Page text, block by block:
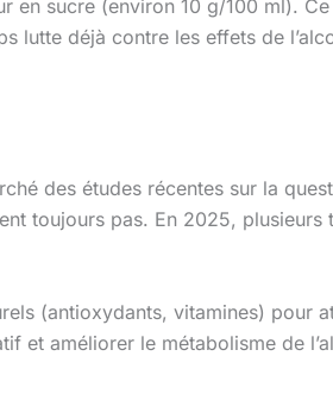
en sucre (environ 10 g/100 ml).
lutte déjà contre les effets de
des études récentes sur la
toujours pas. En 2025,
(antioxydants, vitamines) pour
et améliorer le métabolisme de